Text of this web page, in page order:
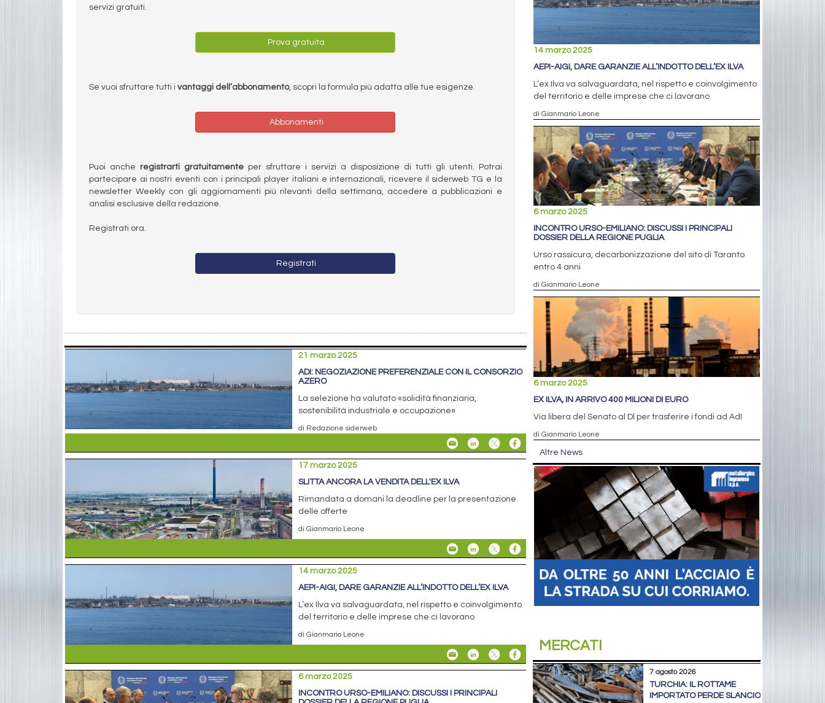
servizi gratuiti.
Prova gratuita
Se vuoi sfruttare tutti i vantaggi dell’abbonamento, scopri la formula più adatta alle tue esigenze.
Abbonamenti
Puoi anche registrarti gratuitamenteper sfruttare i servizi a disposizione di tutti gli utenti. Potrai
partecipare ai nostri eventi con i principali player italiani e internazionali, ricevere il siderweb TG e la
newsletter Weekly con gli aggiornamenti più rilevanti della settimana, accedere a pubblicazioni e
analisi esclusive della redazione.
Registrati ora.
Registrati
21 marzo 2025
ADI: NEGOZIAZIONE PREFERENZIALE CON IL CONSORZIO
AZERO
La selezione ha valutato «solidità finanziaria,
sostenibilità industriale e occupazione»
di Redazione siderweb
17 marzo 2025
SLITTA ANCORA LA VENDITA DELL'EX ILVA
Rimandata a domani la deadline per la presentazione
delle offerte
di Gianmario Leone
14 marzo 2025
AEPI-AIGI, DARE GARANZIE ALL’INDOTTO DELL’EX ILVA
L’ex Ilva va salvaguardata, nel rispetto e coinvolgimento
del territorio e delle imprese che ci lavorano
di Gianmario Leone
6 marzo 2025
INCONTRO URSO-EMILIANO: DISCUSSI I PRINCIPALI
14 marzo 2025
AEPI-AIGI, DARE GARANZIE ALL’INDOTTO DELL’EX ILVA
L’ex Ilva va salvaguardata, nel rispetto e coinvolgimento
del territorio e delle imprese che ci lavorano
di Gianmario Leone
6 marzo 2025
INCONTRO URSO-EMILIANO: DISCUSSI I PRINCIPALI
DOSSIER DELLA REGIONE PUGLIA
Urso rassicura, decarbonizzazione del sito di Taranto
entro 4 anni
di Gianmario Leone
6 marzo 2025
EX ILVA, IN ARRIVO 400 MILIONI DI EURO
Via libera del Senato al Dl per trasferire i fondi ad AdI
di Gianmario Leone
Altre News
MERCATI
7 agosto 2026
TURCHIA: IL ROTTAME
IMPORTATO PERDE SLANCIO